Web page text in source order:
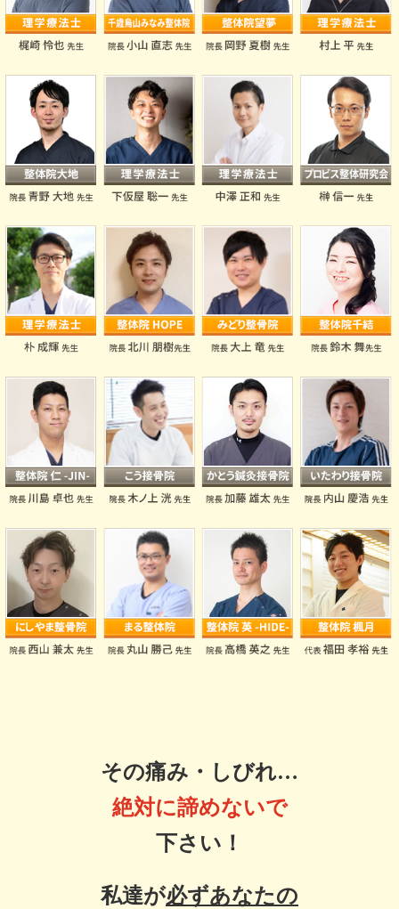
その痛み・しびれ…
絶対に諦めないで
下さい！
私達が必ずあなたの